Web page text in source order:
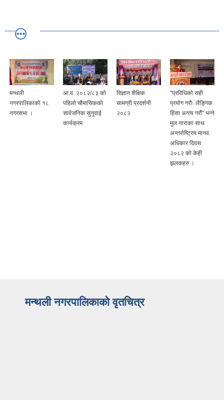
१८
।
आ.व. २०८२/८३ को
पहिलो चौमासिकको
सार्वजनिक सुनुवाई
विज्ञान शैक्षिक
सामग्री प्रदर्शनी
२०८२
"प्रविधिको सही
प्रयोग गरौः लैङ्गिक
हिंसा अन्त्य गरौं" भन्ने
मुल नाराका साथ
अन्तर्राष्ट्रिय मानव
अधिकार दिवस
२०८२ को केही
झलकहरु ।
कार्यक्रम
२०८२/
मन्थली नगरपालिकाको वृतचित्र